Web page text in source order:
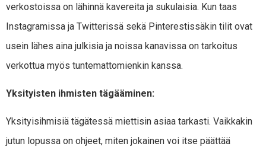
verkostoissa on lähinnä kavereita ja sukulaisia. Kun taas
Instagramissa ja Twitterissä sekä Pinterestissäkin tilit ovat
usein lähes aina julkisia ja noissa kanavissa on tarkoitus
verkottua myös tuntemattomienkin kanssa.
Yksityisten ihmisten tägääminen:
Yksityisihmisiä tägätessä miettisin asiaa tarkasti. Vaikkakin
jutun lopussa on ohjeet, miten jokainen voi itse päättää